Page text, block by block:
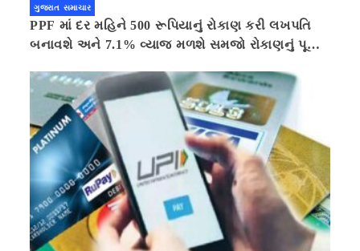
ગુજરાત સમાચાર
PPF માં દર મહિને 500 રૂપિયાનું રોકાણ કરી લખપતિ
બનાવશે અને 7.1% વ્યાજ મળશે સમજો રોકાણનું પૂરું